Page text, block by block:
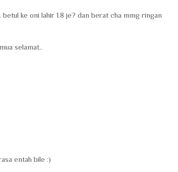
ke oni lahir 1.8 je? dan berat cha mmg ringan
selamat..
entah bile :)